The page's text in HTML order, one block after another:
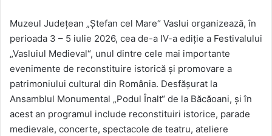
Muzeul Județean „Ștefan cel Mare“ Vaslui organizează, în
perioada 3 – 5 iulie 2026, cea de-a IV-a ediție a Festivalului
„Vasluiul Medieval“, unul dintre cele mai importante
evenimente de reconstituire istorică și promovare a
patrimoniului cultural din România. Desfășurat la
Ansamblul Monumental „Podul Înalt“ de la Băcăoani, și în
acest an programul include reconstituiri istorice, parade
medievale, concerte, spectacole de teatru, ateliere